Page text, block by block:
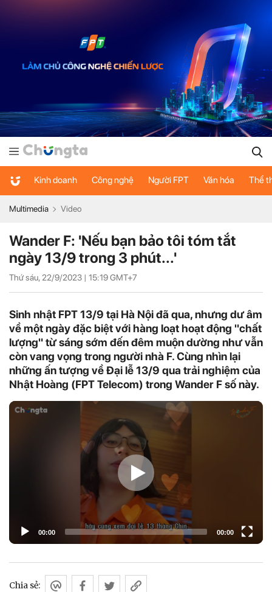
Kinh doanh Công nghệ Người FPT Văn hóa Thể
Multimedia Video
Wander F: 'Nếu bạn bảo tôi tóm tắt
ngày 13/9 trong 3 phút...'
Thứ sáu, 22/9/2023 | 15:19GMT+7
Sinh nhật FPT 13/9 tại Hà Nội đã qua, nhưng dư âm
về một ngày đặc biệt với hàng loạt hoạt động "chất
lượng" từ sáng sớm đến đêm muộn dường như vẫn
còn vang vọng trong người nhà F. Cùng nhìn lại
những ấn tượng về Đại lễ 13/9 qua trải nghiệm của
Nhật Hoàng (FPT Telecom) trong Wander F số này.
Chia sẻ: